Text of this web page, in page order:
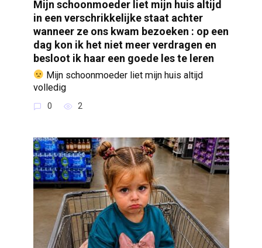
Mijn schoonmoeder liet mijn huis altijd
in een verschrikkelijke staat achter
wanneer ze ons kwam bezoeken : op een
dag kon ik het niet meer verdragen en
besloot ik haar een goede les te leren
Mijn schoonmoeder liet mijn huis altijd
volledig
0 2